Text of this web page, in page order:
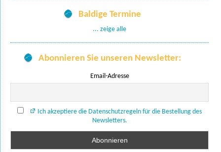
Baldige Termine
... zeige alle
Abonnieren Sie unseren Newsletter:
Email-Adresse
Ich akzeptiere die Datenschutzregeln für die Bestellung des
Newsletters.